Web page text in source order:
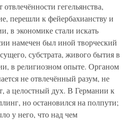
гегельянства,
перешли к фейербахианству и
в экономике стали искать
намечен был иной творческий
субстрата, живого бытия в
в религиозном опыте. Органом
не отвлечённый разум, не
а целостный дух. В Германии к
но остановился на полпути;
у него, что над чем